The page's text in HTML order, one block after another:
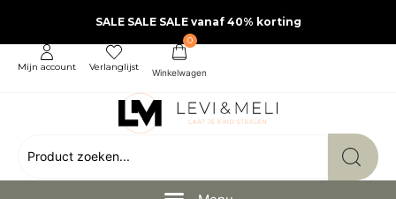
SALE SALE SALE vanaf 40% korting
Mijn account Verlanglijst
0